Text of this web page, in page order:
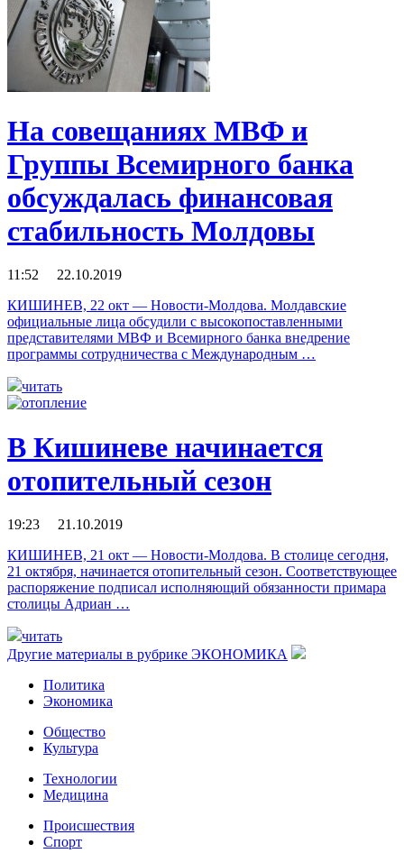
На совещаниях МВФ и
Группы Всемирного банка
обсуждалась финансовая
стабильность Молдовы
11:52 22.10.2019
КИШИНЕВ, 22 окт — Новости-Молдова. Молдавские
официальные лица обсудили с высокопоставленными
представителями МВФ и Всемирного банка внедрение
программы сотрудничества с Международным …
читать
В Кишиневе начинается
отопительный сезон
19:23 21.10.2019
КИШИНЕВ, 21 окт — Новости-Молдова. В столице сегодня,
21 октября, начинается отопительный сезон. Соответствующее
распоряжение подписал исполняющий обязанности примара
столицы Адриан …
читать
Другие материалы в рубрике ЭКОНОМИКА
Политика
Экономика
Общество
Культура
Технологии
Медицина
Происшествия
Спорт